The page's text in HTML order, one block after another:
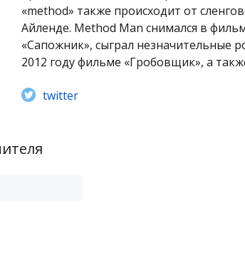
«method» также происходит от
Айленде. Method Man снимался в
«Сапожник», сыграл незначительные
2012 году фильме «Гробовщик», а
twitter